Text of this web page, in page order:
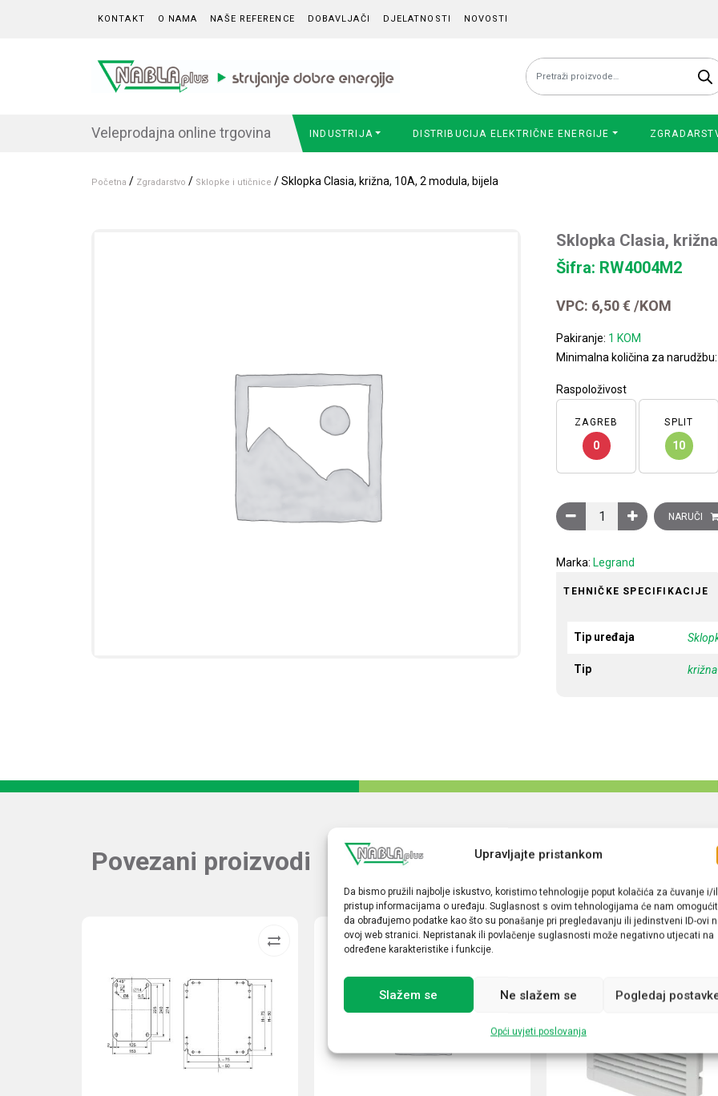
Upravljajte pristankom
Da bismo pružili najbolje iskustvo, koristimo tehnologije poput kolačića za čuvanje i/
pristup informacijama o uređaju. Suglasnost s ovim tehnologijama će nam
da obrađujemo podatke kao što su ponašanje pri pregledavanju ili jedinstveni ID-ovi
ovoj web stranici. Nepristanak ili povlačenje suglasnosti može negativno utjecati na
određene karakteristike i funkcije.
Slažem se Ne slažem se Pogledaj
Opći uvjeti poslovanja
KONTAKT O NAMA NAŠE REFERENCE DOBAVLJAČI DJELATNOSTI NOVOSTI
Pretraži:
Veleprodajna online trgovina INDUSTRIJA DISTRIBUCIJA ELEKTRIČNE ENERGIJE
Početna / Zgradarstvo / Sklopke i utičnice / Sklopka Clasia, križna, 10A, 2 modula, bijela
Sklopka Clasia,
Šifra: RW4004M2
VPC: 6,50€ /KOM
Pakiranje: 1 KOM
Minimalna količina za narudžbu:
Raspoloživost
ZAGREB
0
SPLIT
10
Sklopka Clasia, križna,
NARUČI
Marka: Legrand
TEHNIČKE SPECIFIKACIJE
Tip uređaja
Tip križna
Povezani proizvodi